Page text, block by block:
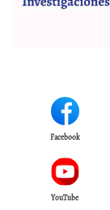
Facebook
YouTube